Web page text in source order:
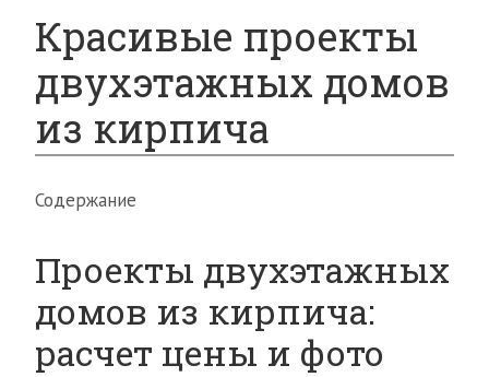
Красивые проекты
двухэтажных домов
из кирпича
Содержание
Проекты двухэтажных
домов из кирпича:
расчет цены и фото